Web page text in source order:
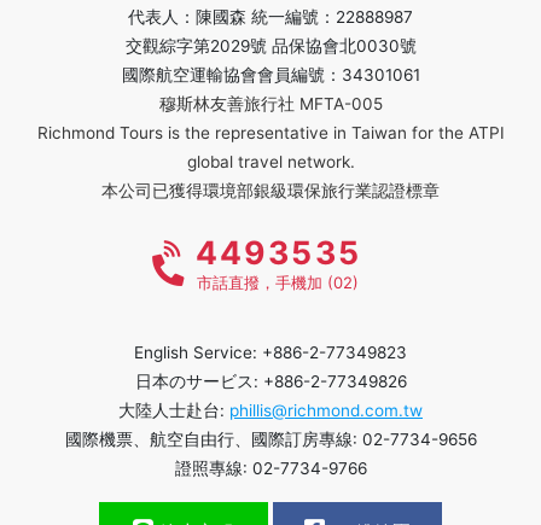
代表人：陳國森 統一編號：22888987
交觀綜字第2029號 品保協會北0030號
國際航空運輸協會會員編號：34301061
穆斯林友善旅行社 MFTA-005
Richmond Tours is the representative in Taiwan for the ATPI
global travel network.
本公司已獲得環境部銀級環保旅行業認證標章
4493535
市話直撥，手機加 (02)
English Service: +886-2-77349823
日本のサービス: +886-2-77349826
大陸人士赴台: phillis@richmond.com.tw
國際機票、航空自由行、國際訂房專線: 02-7734-9656
證照專線: 02-7734-9766